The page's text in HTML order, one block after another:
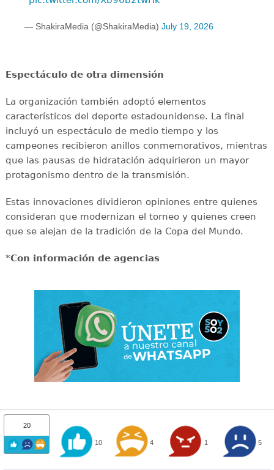
— ShakiraMedia (@ShakiraMedia) July 19, 2026
Espectáculo de otra dimensión
La organización también adoptó elementos
característicos del deporte estadounidense. La final
incluyó un espectáculo de medio tiempo y los
campeones recibieron anillos conmemorativos, mientras
que las pausas de hidratación adquirieron un mayor
protagonismo dentro de la transmisión.
Estas innovaciones dividieron opiniones entre quienes
consideran que modernizan el torneo y quienes creen
que se alejan de la tradición de la Copa del Mundo.
*Con información de agencias
20
10 4 1 5